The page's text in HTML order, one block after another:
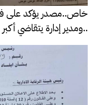
خاص..مصدر يؤكد على
..ومدير إدارة يتقاضي